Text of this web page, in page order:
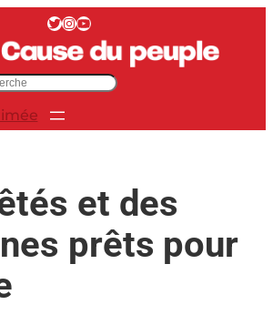
Twitter InstagramYouTube
et des
prêts pour